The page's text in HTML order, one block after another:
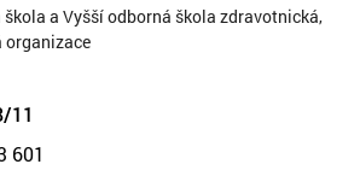
a Vyšší odborná škola zdravotnická,
organizace
11
601